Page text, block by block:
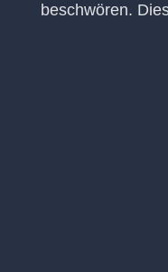
beschwören.